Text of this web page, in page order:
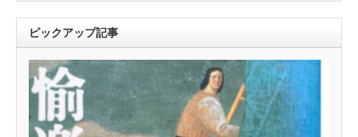
ピックアップ記事